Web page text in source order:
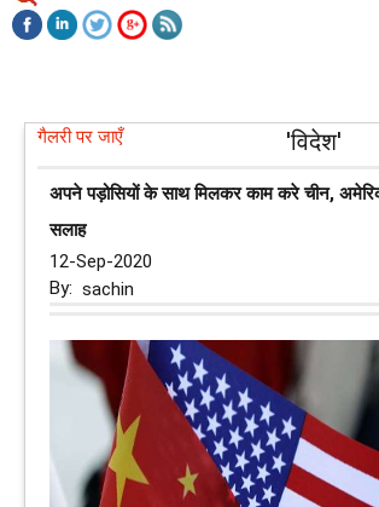
गैलरी पर जाएँ 'विदेश'
अपने पड़ोसियों के साथ मिलकर काम करे चीन,
सलाह
12-Sep-2020
By: sachin